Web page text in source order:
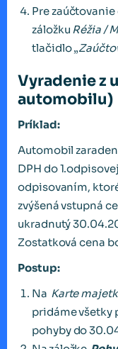
Pre
záložku Réžia /
tlačidlo „
Vyradenie z
automobilu)
Príklad:
Automobil
DPH do
odpisovaním,
zvýšená vstupná
ukradnutý
Zostatková cena
Postup:
Na Karte
pridáme všetky
pohyby do